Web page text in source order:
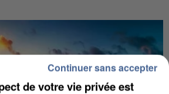
de votre vie privée est
Continuer sans accepter